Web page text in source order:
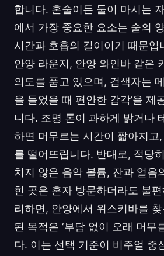
합니다. 혼술이든 둘이 마시는
에서 가장 중요한 요소는 술의
시간과 호흡의 길이이기 때문입
안양 라운지, 안양 와인바 같은
의도를 품고 있으며, 검색자는
을 들었을 때 편안한 감각’을 제
니다. 조명 톤이 과하게 밝거나
하면 머무르는 시간이 짧아지고
를 떨어뜨립니다. 반대로, 적당
치지 않은 음악 볼륨, 잔과 얼음
힌 곳은 혼자 방문하더라도 불
리하면, 안양에서 위스키바를
된 목적은 ‘부담 없이 오래 머무
다. 이는 선택 기준이 비주얼 중